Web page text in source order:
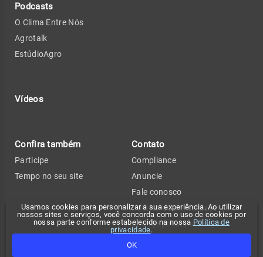
Usamos cookies para personalizar a sua experiência. Ao utilizar
nossos sites e serviços, você concorda com o uso de cookies por
nossa parte conforme estabelecido na nossa Política de
privacidade.
OK
Podcasts
O Clima Entre Nós
Agrotalk
EstúdioAgro
Vídeos
Confira também
Participe
Tempo no seu site
Contato
Compliance
Anuncie
Fale conosco
Política de privacidade
Change privacy settings